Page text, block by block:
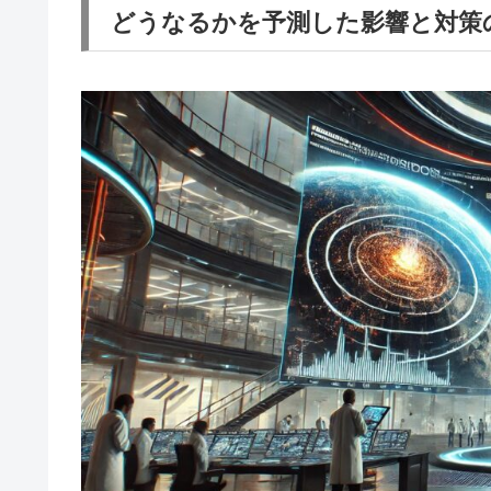
どうなるかを予測した影響と対策